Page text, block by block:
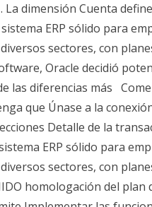
La dimensión Cuenta
ERP sólido para
sectores, con
Oracle decidió
las diferencias más
que Únase a la
Detalle de la
ERP sólido para
sectores, con
homologación del plan